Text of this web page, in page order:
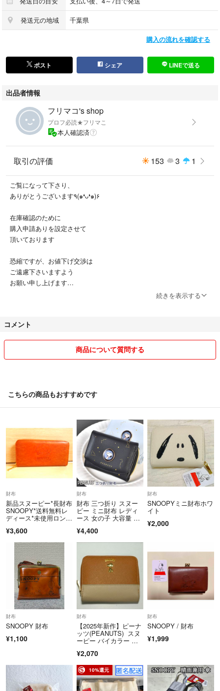
発送元の地域 千葉県
購入の流れを確認する
ポスト シェア LINEで送る
出品者情報
フリマコ's shop
プロフ必読★フリマこ
本人確認済
取引の評価 153 3 1
ご覧になって下さり、
ありがとうございます٩(๑❛ᴗ❛๑)۶
在庫確認のために
購入申請ありを設定させて
頂いております
恐縮ですが、お値下げ交渉は
ご遠慮下さいますよう
お願い申し上げます
見落とし等があることもございます。
ご購入をお願い致します。
（非喫煙・ペットなし）
ＵＳＥＤ品や新品・未使用品でも
自宅保管品となりますので
神経質な方、細かな点まで
気になさる方は購入しないで下さい。
固くお断り申し上げます。
お取引後に、お互いが不快な気持ちになることを避ける為です。
重ねて固くお断り申し上げます。
資源の配慮から、
梱包はリサイクルの袋を
使用させて頂きます。
あらかじめご了承下さいませ。
出来るだけ迅速丁寧なお取引を
心掛けておりますが、
仕事の都合で対応が
遅くなることがございます。
イメージ違いなどについても
続きを表示する
コメント
商品について質問する
こちらの商品もおすすめです
財布
新品スヌーピー*長財布
SNOOPY*送料無料レ
ディース*未使用ロング
¥3,600
財布
財布 三つ折り スヌー
ピー ミニ財布 レディ
ース 女の子 大容量 大
学生 高校生 かわい
ー サイフ カード入
れ ポケット 収納 多
い 使いやすい コン
¥4,400
財布
SNOOPYミニ財布ホワ
イト
¥2,000
財布
SNOOPY 財布
¥1,100
財布
【2025年新作】ピーナ
ッツ(PEANUTS) スヌ
ーピー バイカラー 二
ベージュ ゴールドロ
¥2,070
財布
SNOOPY / 財布
¥1,999
10%還元